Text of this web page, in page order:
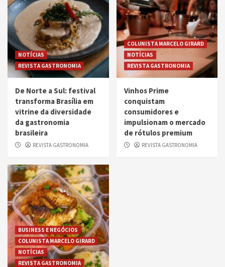
NOTÍCIAS
REVISTA GASTRONOMIA
De Norte a Sul: festival
transforma Brasília em
vitrine da diversidade
da gastronomia
brasileira
REVISTA GASTRONOMIA
COLUNISTA MARCELO GIRARD
NOTÍCIAS
REVISTA GASTRONOMIA
Vinhos Prime
conquistam
consumidores e
impulsionam o mercado
de rótulos premium
REVISTA GASTRONOMIA
BUSINESS E NEGÓCIOS
COLUNISTA MARCELO GIRARD
NOTÍCIAS
REVISTA GASTRONOMIA